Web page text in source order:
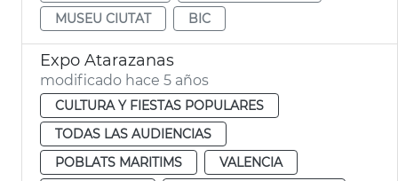
MUSEU CIUTAT
BIC
Expo Atarazanas
modificado hace 5 años
CULTURA Y FIESTAS POPULARES
TODAS LAS AUDIENCIAS
POBLATS MARITIMS
VALENCIA